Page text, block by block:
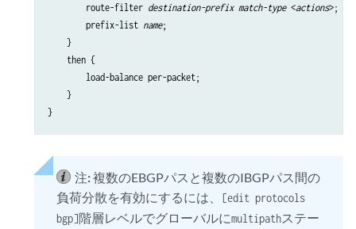
        route-filter
destination-prefix match-type <actions>;
        prefix-list
name;
    }
    then {
        load-balance per-packet;
    }
注:複数のEBGPパスと複数のIBGPパス間の
負荷分散を有効にするには、 [edit protocols
bgp]階層レベルでグローバルにmultipathステー